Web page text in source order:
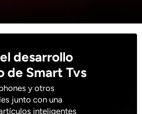
desarrollo
de Smart Tvs
y otros
junto con una
inteligentes